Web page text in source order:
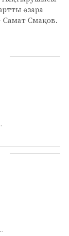
өзара
Самат Смақов.